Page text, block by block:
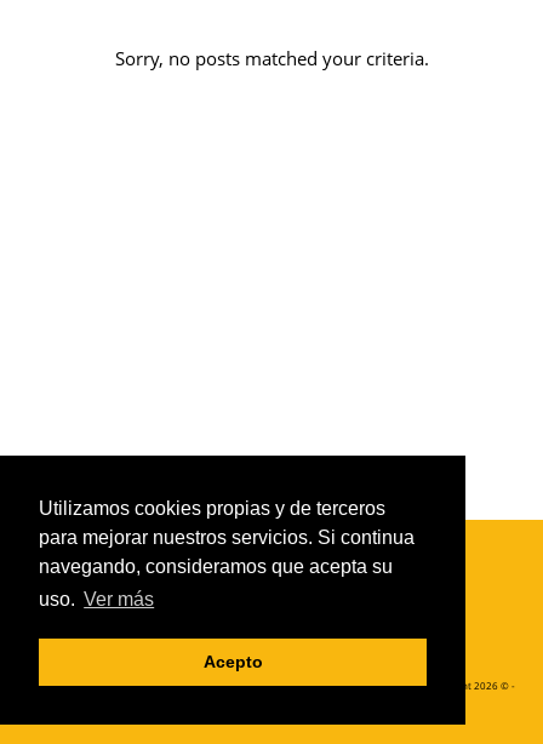
Utilizamos cookies propias y de terceros
para mejorar nuestros servicios. Si continua
navegando, consideramos que acepta su
uso. Ver más
Acepto
Sorry, no posts matched your criteria.
LATIDOS | Música y Danzas del Mundo | Cursos, actividades y talleres de música y danza - Copyright 2026 © -